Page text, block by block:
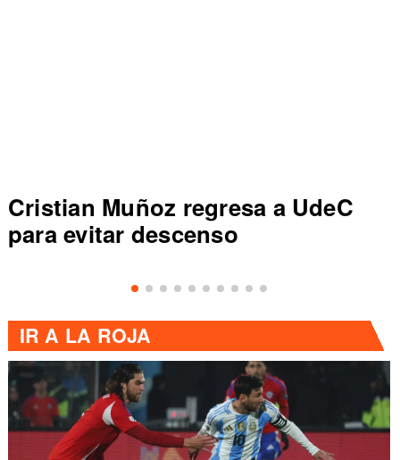
Cristian Muñoz regresa a UdeC
para evitar descenso
IR A LA ROJA